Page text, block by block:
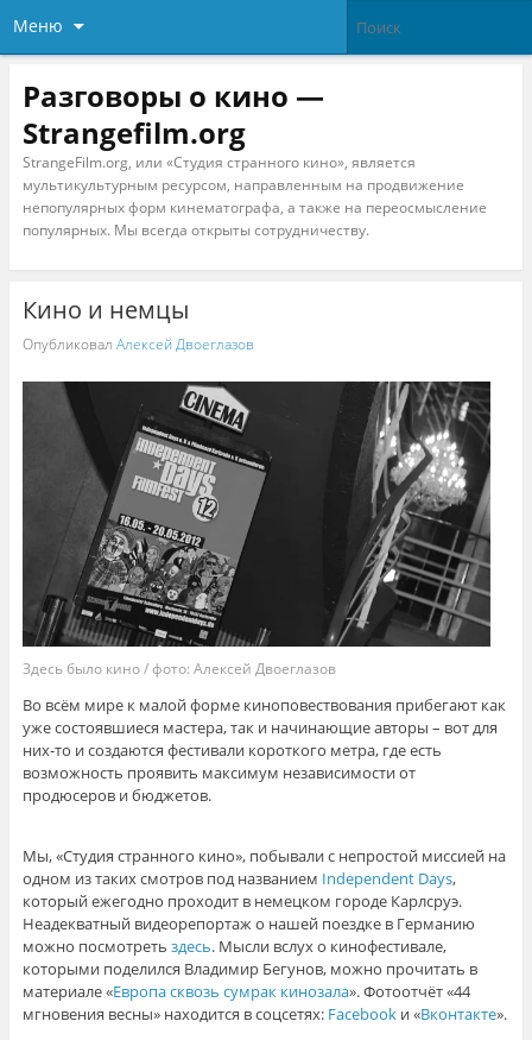
Меню
Разговоры о кино —
Strangefilm.org
StrangeFilm.org, или «Студия странного кино», является
мультикультурным ресурсом, направленным на продвижение
непопулярных форм кинематографа, а также на переосмысление
популярных. Мы всегда открыты сотрудничеству.
Кино и немцы
Опубликовал Алексей Двоеглазов
Здесь было кино / фото: Алексей Двоеглазов
Во всём мире к малой форме киноповествования прибегают как
уже состоявшиеся мастера, так и начинающие авторы – вот для
них-то и создаются фестивали короткого метра, где есть
возможность проявить максимум независимости от
продюсеров и бюджетов.
Мы, «Студия странного кино», побывали с непростой миссией на
одном из таких смотров под названием Independent Days,
который ежегодно проходит в немецком городе Карлсруэ.
Неадекватный видеорепортаж о нашей поездке в Германию
можно посмотреть здесь. Мысли вслух о кинофестивале,
которыми поделился Владимир Бегунов, можно прочитать в
материале «Европа сквозь сумрак кинозала». Фотоотчёт «44
мгновения весны» находится в соцсетях: Facebookи «Вконтакте».